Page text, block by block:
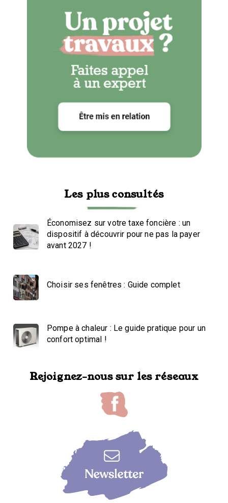
Les plus consultés
Économisez sur votre taxe foncière : un
dispositif à découvrir pour ne pas la payer
avant 2027 !
Choisir ses fenêtres : Guide complet
Pompe à chaleur : Le guide pratique pour un
confort optimal !
Rejoignez-nous sur les réseaux